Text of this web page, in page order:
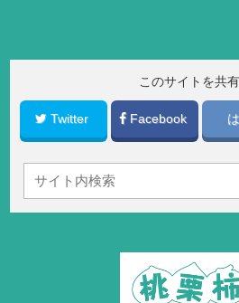
このサイトを共
Twitter Facebook